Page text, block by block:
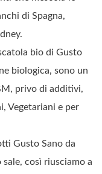
di Spagna,
bio di Gusto
biologica, sono un
privo di additivi,
Vegetariani e per
Gusto Sano da
così riusciamo a